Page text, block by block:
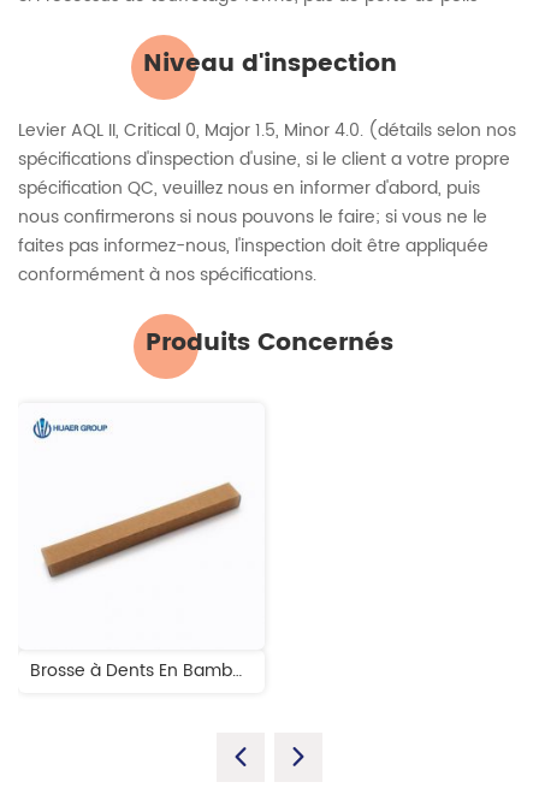
Niveau d'inspection
Levier AQL II, Critical 0, Major 1.5, Minor 4.0. (détails selon nos
spécifications d'inspection d'usine, si le client a votre propre
spécification QC, veuillez nous en informer d'abord, puis
nous confirmerons si nous pouvons le faire; si vous ne le
faites pas informez-nous, l'inspection doit être appliquée
conformément à nos spécifications.
Produits Concernés
Brosse à Dents En Bambou à Poils Durs